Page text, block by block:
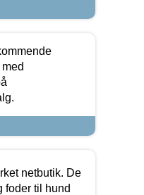
netbutik. De
foder til hund